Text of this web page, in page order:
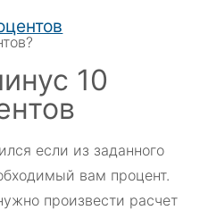
10
если из заданного
вам процент.
произвести расчет